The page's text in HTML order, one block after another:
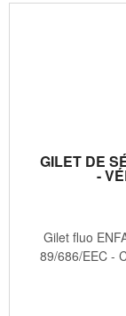
GILET DE
-
Gilet fluo
89/686/EEC -